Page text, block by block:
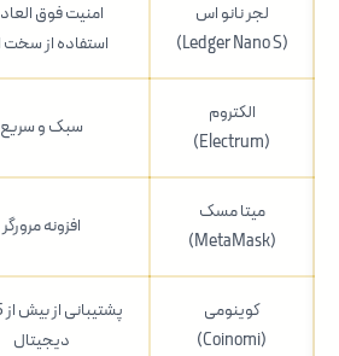
لجر نانو اس
(Ledger Nano S)
امنیت فوق
استفاده از سخت
الکتروم
(Electrum)
سبک و سریع
میتا مسک
(MetaMask)
افزونه مرورگر
کوینومی
(Coinomi)
دیجیتال